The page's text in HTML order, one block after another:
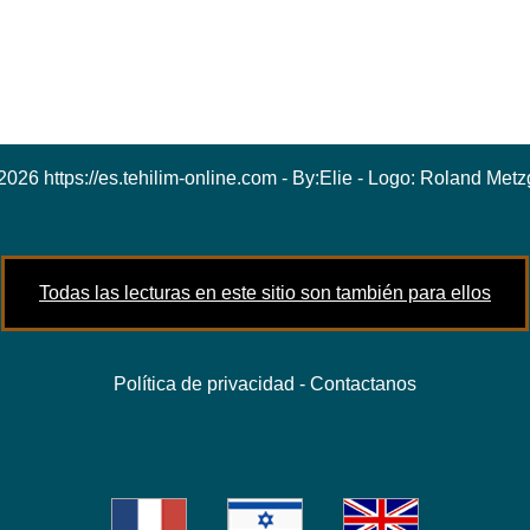
https://es.tehilim-online.com - By:Elie- Logo: Roland
Todas las lecturas en este sitio son también para ellos
Política de privacidad - Contactanos